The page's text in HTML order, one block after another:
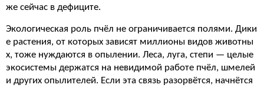
же сейчас в дефиците.
Экологическая роль пчёл не ограничивается полями. Дики
е растения, от которых зависят миллионы видов животны
х, тоже нуждаются в опылении. Леса, луга, степи — целые
экосистемы держатся на невидимой работе пчёл, шмелей
и других опылителей. Если эта связь разорвётся, начнётся